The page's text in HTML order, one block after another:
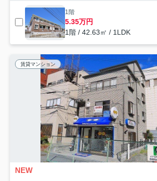
1階
5.35万円
1階 / 42.63㎡ / 1LDK
賃貸マンション
NEW